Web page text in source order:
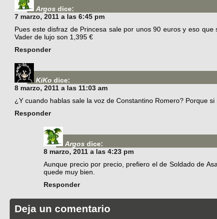
Argos dice:
7 marzo, 2011 a las 6:45 pm
Pues este disfraz de Princesa sale por unos 90 euros y eso
Vader de lujo son 1,395 €
Responder
KiKo dice:
8 marzo, 2011 a las 11:03 am
¿Y cuando hablas sale la voz de Constantino Romero? Porque
Responder
Argos dice:
8 marzo, 2011 a las 4:23 pm
Aunque precio por precio, prefiero el de Soldado de
quede muy bien.
Responder
Deja un comentario